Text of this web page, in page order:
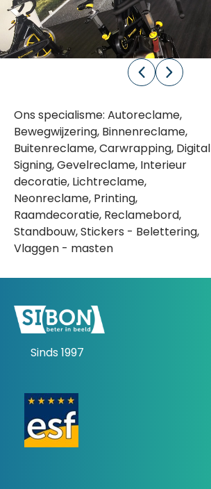
Ons specialisme: Autoreclame,
Bewegwijzering, Binnenreclame,
Buitenreclame, Carwrapping, Digital
Signing, Gevelreclame, Interieur
decoratie, Lichtreclame,
Neonreclame, Printing,
Raamdecoratie, Reclamebord,
Standbouw, Stickers - Belettering,
Vlaggen - masten
Sinds 1997